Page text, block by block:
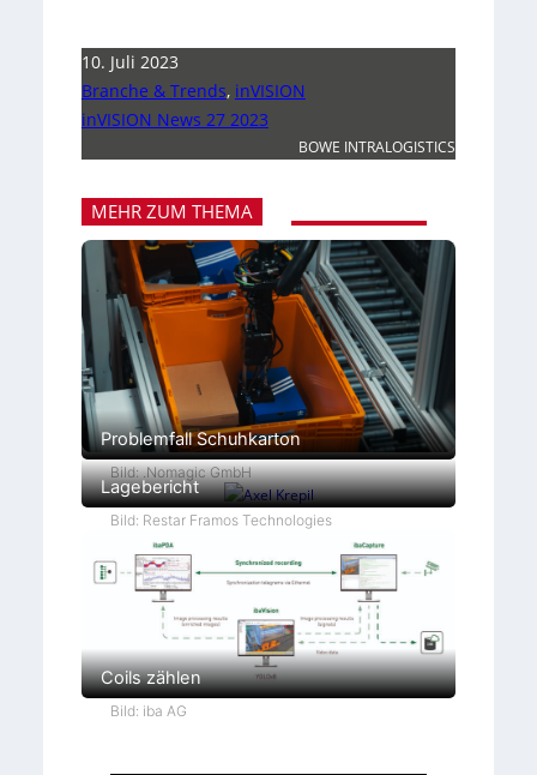
10. Juli 2023
Branche & Trends, inVISION
inVISION News 27 2023
BOWE INTRALOGISTICS
MEHR ZUM THEMA
Problemfall Schuhkarton
Bild: .Nomagic GmbH
Lagebericht
Bild: Restar Framos Technologies
Coils zählen
Bild: iba AG